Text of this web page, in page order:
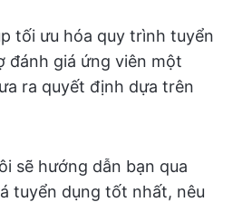
tối ưu hóa quy trình tuyển
đánh giá ứng viên một
ra quyết định dựa trên
sẽ hướng dẫn bạn qua
tuyển dụng tốt nhất, nêu